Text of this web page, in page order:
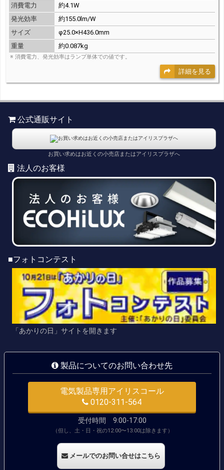
消費電力
約4.1W
発光効率
約155.0lm/W
サイズ
φ25.0×H436.0mm
重量
約0.087kg
※ 消費電力、発光効率はランプ単体での値です。
詳細を見る
製品についてのお問い合わせ先
電気製品専用アイリスコール
0120-311-564
受付時間 9:00-17:00
（但し、土・日・祝の12:00〜13:00は除きます）
メールでのお問い合せはこちら
公式通販サイト
お買い求めはお近くの小売店またはアイリスプラザへ
法人のお客様
■フォトコンテスト
「あかりの日」サイトを開きます